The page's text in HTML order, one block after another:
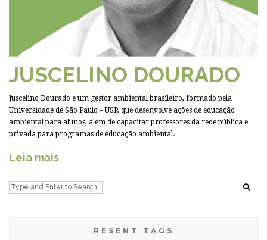
JUSCELINO DOURADO
Juscelino Dourado é um gestor ambiental brasileiro, formado pela
Universidade de São Paulo – USP, que desenvolve ações de educação
ambiental para alunos, além de capacitar professores da rede pública e
privada para programas de educação ambiental.
Leia mais
RESENT TAGS